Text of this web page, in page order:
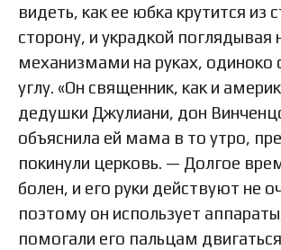
видеть, как ее юбка крутится из
сторону, и украдкой поглядывая
механизмами на руках, одиноко
углу. «Он священник, как и
дедушки Джулиани, дон
объяснила ей мама в то утро,
покинули церковь. — Долгое
болен, и его руки действуют не
поэтому он использует
помогали его пальцам